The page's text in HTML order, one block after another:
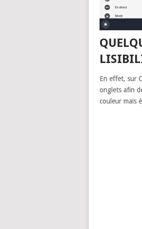
En effet, sur
onglets afin
couleur mais